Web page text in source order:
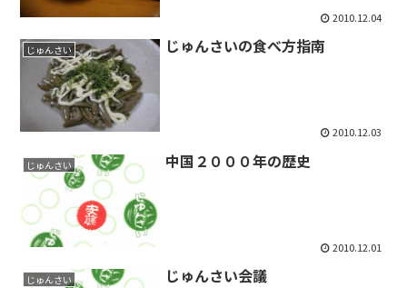
2010.12.04
じゅんさい じゅんさいの食べ方指南
2010.12.03
じゅんさい 中国２０００年の歴史
2010.12.01
じゅんさい じゅんさい会議